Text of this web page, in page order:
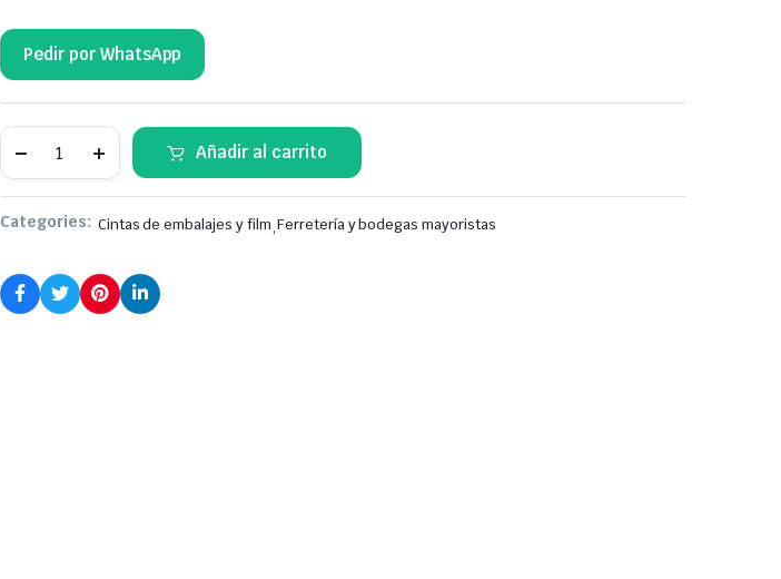
Pedir por WhatsApp
Dispensador
De
Embalaje,
Ajustable
Corte
Automático,
Añadir al carrito
Categories: Cintas de embalajes y film,Ferretería y bodegas mayoristas